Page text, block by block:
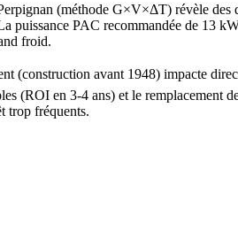
(méthode G×V×ΔT) révèle
puissance PAC recommandée de 13
froid.
(construction avant 1948) impacte
(ROI en 3-4 ans) et le remplacement
trop fréquents.